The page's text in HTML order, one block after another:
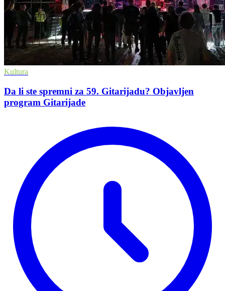
Kultura
Da li ste spremni za 59. Gitarijadu? Objavljen
program Gitarijade